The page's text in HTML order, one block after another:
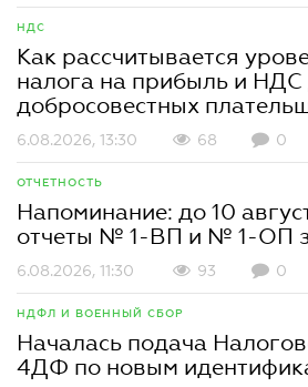
НДС
Как рассчитывается
налога на прибыль и НДС
добросовестных
6.08.2026, 13:30 68 0
ОТЧЕТНОСТЬ
Напоминание: до 10
отчеты № 1-ВП и № 1-ОП
6.08.2026, 11:30 93 0
НДФЛ И ВОЕННЫЙ СБОР
Началась подача
4ДФ по новым